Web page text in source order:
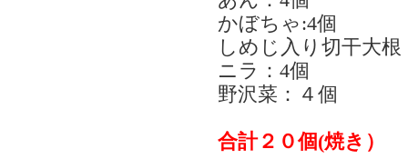
かぼちゃ:4個
しめじ入り切干大根
ニラ：4個
野沢菜：４個
合計２０個(焼き）